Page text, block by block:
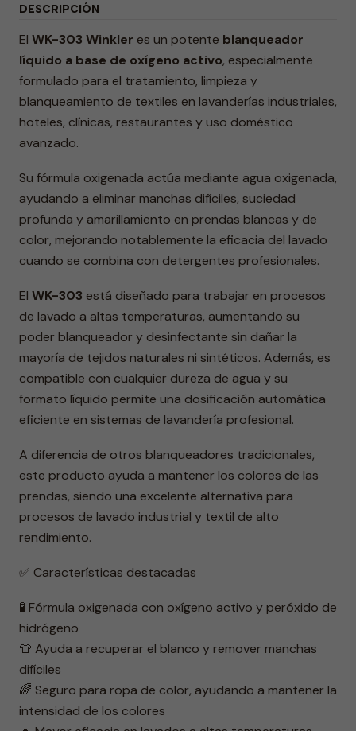
DESCRIPCIÓN
El WK-303 Winkler es un potente blanqueador
líquido a base de oxígeno activo, especialmente
formulado para el tratamiento, limpieza y
blanqueamiento de textiles en lavanderías industriales,
hoteles, clínicas, restaurantes y uso doméstico
avanzado.
Su fórmula oxigenada actúa mediante agua oxigenada,
ayudando a eliminar manchas difíciles, suciedad
profunda y amarillamiento en prendas blancas y de
color, mejorando notablemente la eficacia del lavado
cuando se combina con detergentes profesionales.
El WK-303 está diseñado para trabajar en procesos
de lavado a altas temperaturas, aumentando su
poder blanqueador y desinfectante sin dañar la
mayoría de tejidos naturales ni sintéticos. Además, es
compatible con cualquier dureza de agua y su
formato líquido permite una dosificación automática
eficiente en sistemas de lavandería profesional.
A diferencia de otros blanqueadores tradicionales,
este producto ayuda a mantener los colores de las
prendas, siendo una excelente alternativa para
procesos de lavado industrial y textil de alto
rendimiento.
✅ Características destacadas
🧪 Fórmula oxigenada con oxígeno activo y peróxido de
hidrógeno
👕 Ayuda a recuperar el blanco y remover manchas
difíciles
🌈 Seguro para ropa de color, ayudando a mantener la
intensidad de los colores